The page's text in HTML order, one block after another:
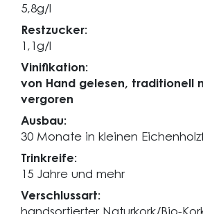
5,8g/l
Restzucker:
1,1g/l
Vinifikation:
von Hand gelesen, traditionell
vergoren
Ausbau:
30 Monate in kleinen
Trinkreife:
15 Jahre und mehr
Verschlussart: